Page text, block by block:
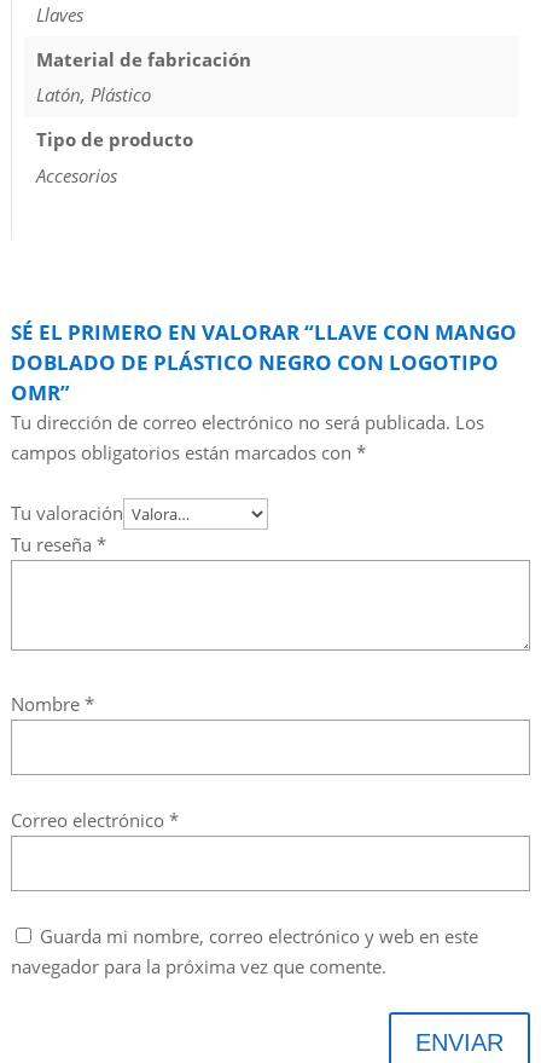
Llaves
Material de fabricación
Latón, Plástico
Tipo de producto
Accesorios
SÉ EL PRIMERO EN VALORAR “LLAVE CON MANGO
DOBLADO DE PLÁSTICO NEGRO CON LOGOTIPO
OMR”
Tu dirección de correo electrónico no será publicada. Los
campos obligatorios están marcados con *
Tu valoración
Tu reseña *
Nombre *
Correo electrónico *
Guarda mi nombre, correo electrónico y web en este
navegador para la próxima vez que comente.
ENVIAR